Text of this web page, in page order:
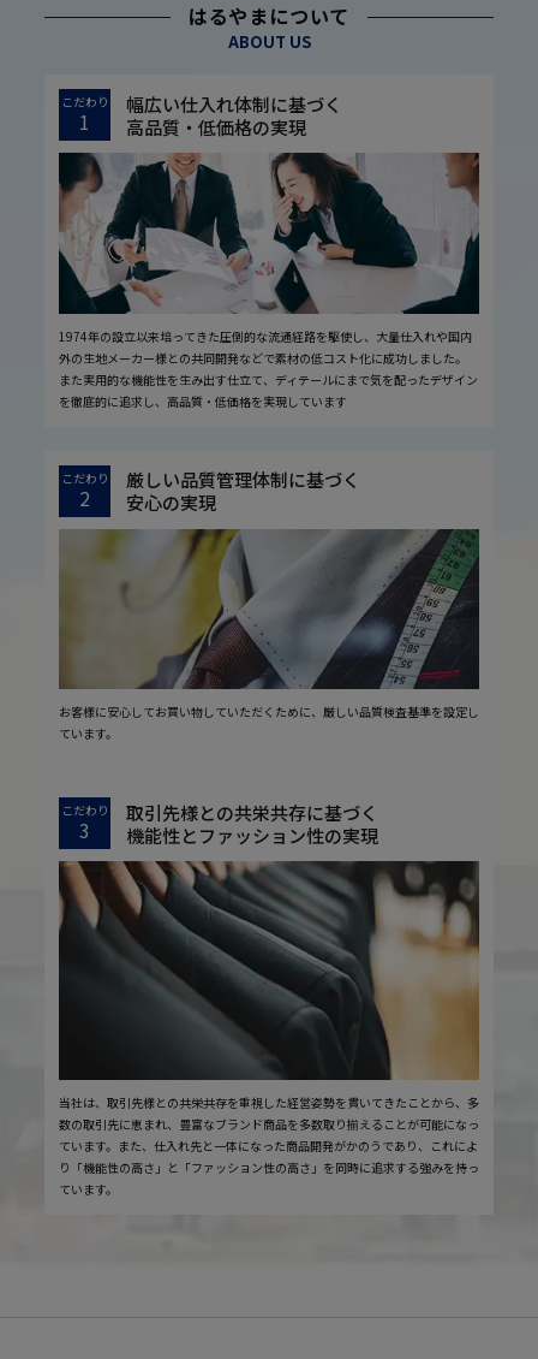
はるやまについて
ABOUT US
こだわり
1
幅広い仕入れ体制に基づく
高品質・低価格の実現
1974年の設立以来培ってきた圧倒的な流通経路を駆使し、大量仕入れや国内
外の生地メーカー様との共同開発などで素材の低コスト化に成功しました。
また実用的な機能性を生み出す仕立て、ディテールにまで気を配ったデザイン
を徹底的に追求し、高品質・低価格を実現しています
こだわり
2
厳しい品質管理体制に基づく
安心の実現
お客様に安心してお買い物していただくために、厳しい品質検査基準を設定し
ています。
こだわり
3
取引先様との共栄共存に基づく
機能性とファッション性の実現
当社は、取引先様との共栄共存を重視した経営姿勢を貫いてきたことから、多
数の取引先に恵まれ、豊富なブランド商品を多数取り揃えることが可能になっ
ています。また、仕入れ先と一体になった商品開発がかのうであり、これによ
り「機能性の高さ」と「ファッション性の高さ」を同時に追求する強みを持っ
ています。